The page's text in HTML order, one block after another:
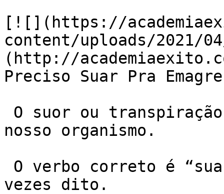
[![](https://
content/uploads/2021/
(http://
Preciso Suar Pra
nosso organismo.
vezes dito.